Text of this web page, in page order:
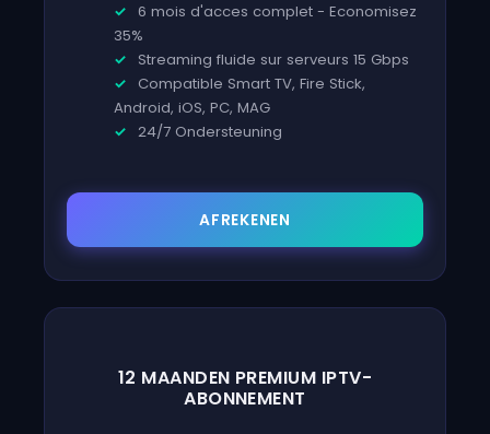
€45,00.
6 mois d'acces complet - Economisez
35%
Streaming fluide sur serveurs 15 Gbps
Compatible Smart TV, Fire Stick,
Android, iOS, PC, MAG
24/7 Ondersteuning
AFREKENEN
12 MAANDEN PREMIUM IPTV-
ABONNEMENT